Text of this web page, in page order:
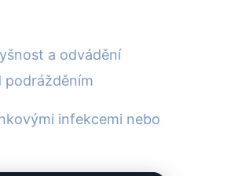
a odvádění
podrážděním
infekcemi nebo